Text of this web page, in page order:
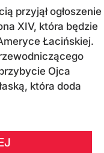
przyjął ogłoszenie
XIV, która będzie
Łacińskiej.
Ojca
która doda